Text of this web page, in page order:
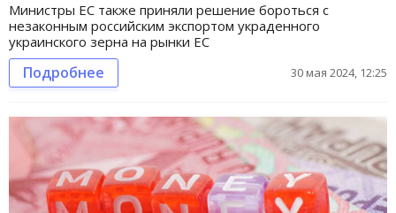
Министры ЕС также приняли решение бороться с
незаконным российским экспортом украденного
украинского зерна на рынки ЕС
Подробнее 30 мая 2024, 12:25